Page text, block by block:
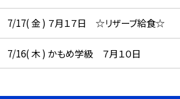
7/17( 金 ) ７月１７日 ☆リザーブ給食☆
7/16( 木 ) かもめ学級 ７月１０日